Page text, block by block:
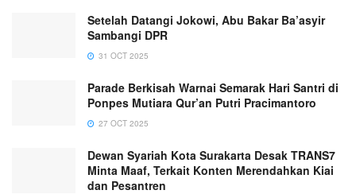
Setelah Datangi Jokowi, Abu Bakar Ba’asyir
Sambangi DPR
31 OCT 2025
Parade Berkisah Warnai Semarak Hari Santri di
Ponpes Mutiara Qur’an Putri Pracimantoro
27 OCT 2025
Dewan Syariah Kota Surakarta Desak TRANS7
Minta Maaf, Terkait Konten Merendahkan Kiai
dan Pesantren